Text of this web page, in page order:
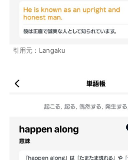
引用元：Langaku